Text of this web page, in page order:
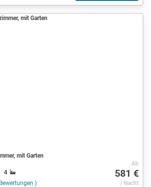
mit Garten
4
)
Ab
581 €
/ Nacht